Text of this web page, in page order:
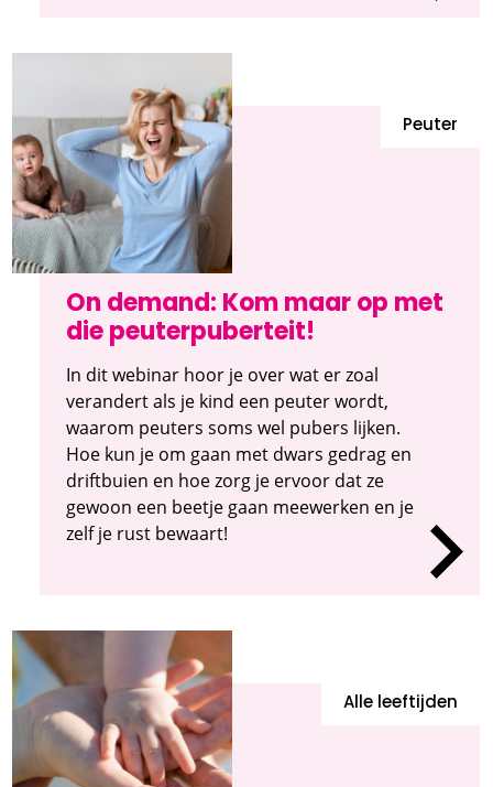
On demand: Kom maar op met
die peuterpuberteit!
Peuter
In dit webinar hoor je over wat er zoal
verandert als je kind een peuter wordt,
waarom peuters soms wel pubers lijken.
Hoe kun je om gaan met dwars gedrag en
driftbuien en hoe zorg je ervoor dat ze
gewoon een beetje gaan meewerken en je
zelf je rust bewaart!
Alle leeftijden